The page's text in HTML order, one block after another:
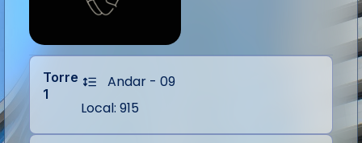
Torre
1
Andar - 09
Local: 915